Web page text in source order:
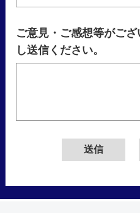
ご意見・ご感想等がご
し送信ください。